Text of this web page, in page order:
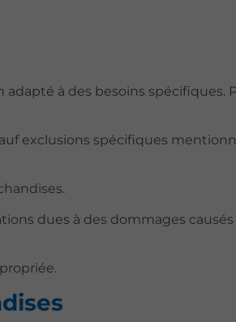
adapté à des besoins spécifiques.
exclusions spécifiques
dues à des dommages causés